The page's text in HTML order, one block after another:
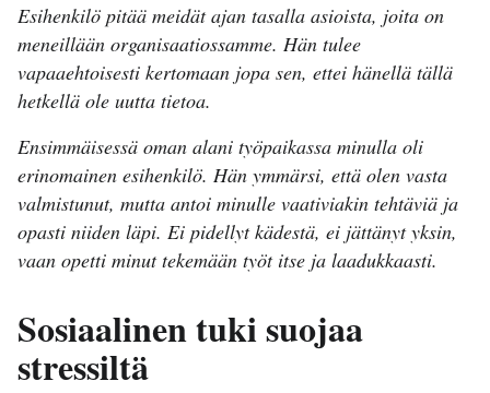
Esihenkilö pitää meidät ajan tasalla asioista, joita on
meneillään organisaatiossamme. Hän tulee
vapaaehtoisesti kertomaan jopa sen, ettei hänellä tällä
hetkellä ole uutta tietoa.
Ensimmäisessä oman alani työpaikassa minulla oli
erinomainen esihenkilö. Hän ymmärsi, että olen vasta
valmistunut, mutta antoi minulle vaativiakin tehtäviä ja
opasti niiden läpi. Ei pidellyt kädestä, ei jättänyt yksin,
vaan opetti minut tekemään työt itse ja laadukkaasti.
Sosiaalinen tuki suojaa
stressiltä